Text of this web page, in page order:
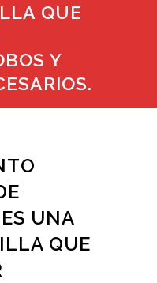
QUE
Y
UNA
QUE